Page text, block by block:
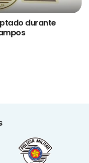
durante